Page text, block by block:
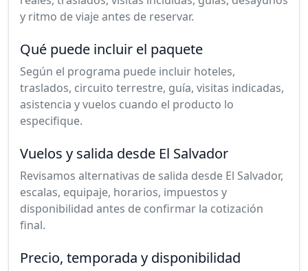
y ritmo de viaje antes de reservar.
Qué puede incluir el paquete
Según el programa puede incluir hoteles,
traslados, circuito terrestre, guía, visitas indicadas,
asistencia y vuelos cuando el producto lo
especifique.
Vuelos y salida desde El Salvador
Revisamos alternativas de salida desde El Salvador,
escalas, equipaje, horarios, impuestos y
disponibilidad antes de confirmar la cotización
final.
Precio, temporada y disponibilidad